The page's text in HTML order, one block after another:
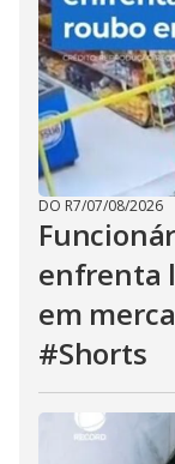
DO R7/07/08/2026
enfrenta
em
#Shorts